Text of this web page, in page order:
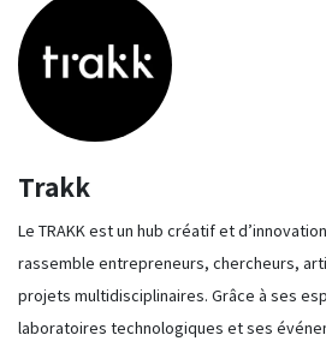
Trakk
Le TRAKK est un hub créatif et
rassemble entrepreneurs, chercheurs,
projets multidisciplinaires. Grâce à ses
laboratoires technologiques et ses